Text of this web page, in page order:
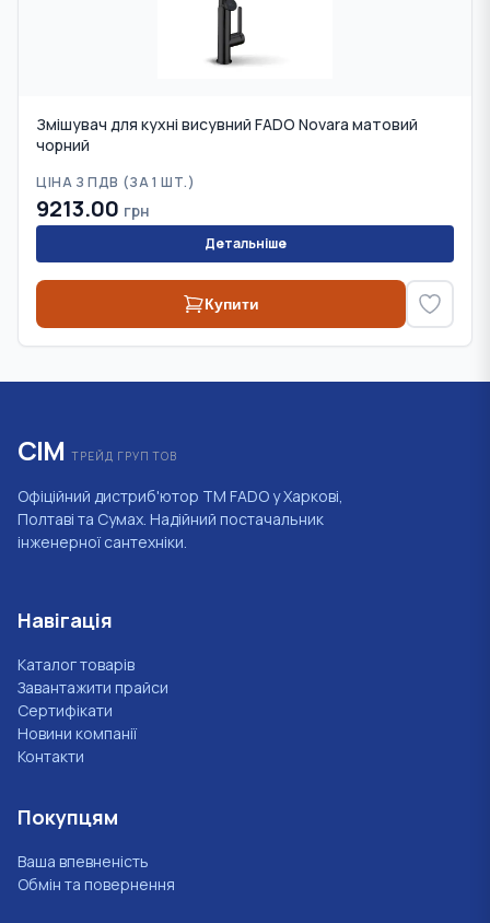
Змішувач для кухні висувний FADO Novara матовий
чорний
ЦІНА З ПДВ (ЗА 1 ШТ.)
9213.00 грн
Детальніше
Купити
СІМ ТРЕЙД ГРУП ТОВ
Офіційний дистриб'ютор ТМ FADO у Харкові,
Полтаві та Сумах. Надійний постачальник
інженерної сантехніки.
Навігація
Каталог товарів
Завантажити прайси
Сертифікати
Новини компанії
Контакти
Покупцям
Ваша впевненість
Обмін та повернення